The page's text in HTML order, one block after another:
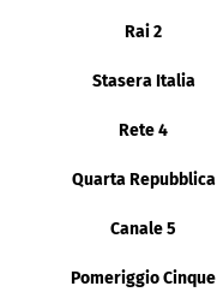
Rai 2
Stasera Italia
Rete 4
Quarta Repubblica
Canale 5
Pomeriggio Cinque